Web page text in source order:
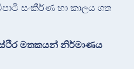
සංකීර්ණ හා කාලය ගත
මතකයන් නිර්මාණය